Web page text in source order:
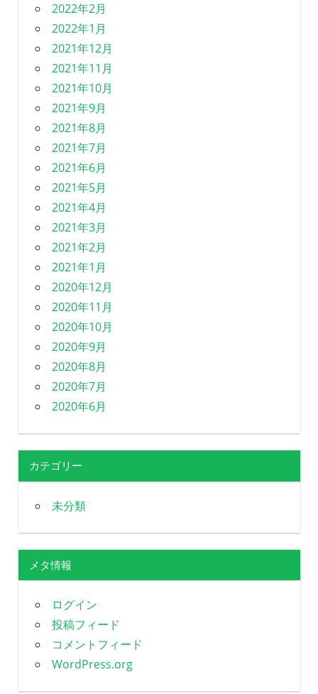
2022年2月
2022年1月
2021年12月
2021年11月
2021年10月
2021年9月
2021年8月
2021年7月
2021年6月
2021年5月
2021年4月
2021年3月
2021年2月
2021年1月
2020年12月
2020年11月
2020年10月
2020年9月
2020年8月
2020年7月
2020年6月
カテゴリー
未分類
メタ情報
ログイン
投稿フィード
コメントフィード
WordPress.org